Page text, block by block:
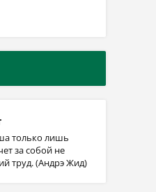
только лишь
за собой не
труд. (Андрэ Жид)